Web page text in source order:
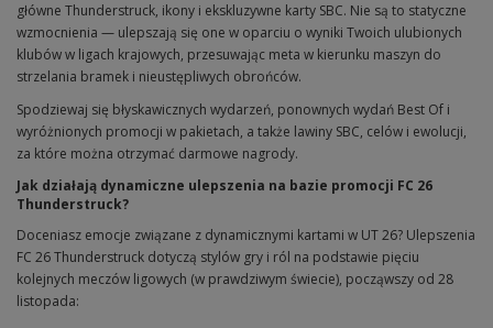
główne Thunderstruck, ikony i ekskluzywne karty SBC. Nie są to statyczne
wzmocnienia — ulepszają się one w oparciu o wyniki Twoich ulubionych
klubów w ligach krajowych, przesuwając meta w kierunku maszyn do
strzelania bramek i nieustępliwych obrońców.
Spodziewaj się błyskawicznych wydarzeń, ponownych wydań Best Of i
wyróżnionych promocji w pakietach, a także lawiny SBC, celów i ewolucji,
za które można otrzymać darmowe nagrody.
Jak działają dynamiczne ulepszenia na bazie promocji FC 26
Thunderstruck?
Doceniasz emocje związane z dynamicznymi kartami w UT 26? Ulepszenia
FC 26 Thunderstruck dotyczą stylów gry i ról na podstawie pięciu
kolejnych meczów ligowych (w prawdziwym świecie), począwszy od 28
listopada: